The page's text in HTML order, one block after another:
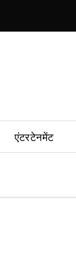
एंटरटेनमेंट